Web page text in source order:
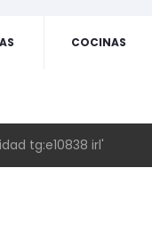
COCINAS
tg:e10838 irl'